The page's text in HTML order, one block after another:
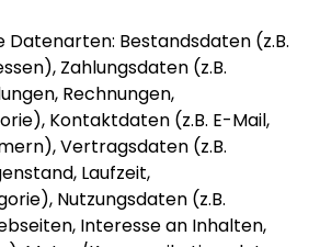
Bestandsdaten (z.B.
Zahlungsdaten (z.B.
Rechnungen,
Kontaktdaten (z.B. E-Mail,
Vertragsdaten (z.B.
Laufzeit,
Nutzungsdaten (z.B.
Interesse an Inhalten,